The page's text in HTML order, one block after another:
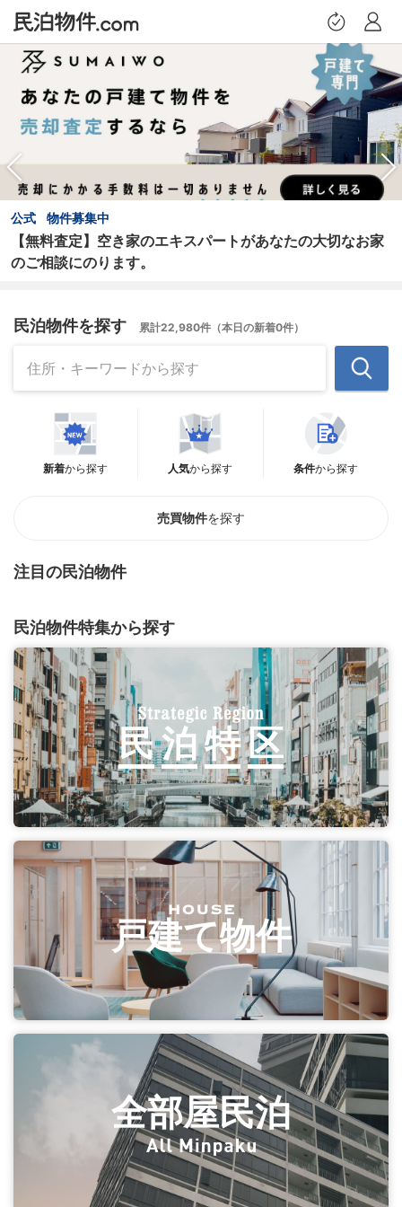
トップページ
お問い合わせ履歴
保存した検索条件
ログアウト
公式 物件募集中
【無料査定】空き家のエキスパートがあなたの大切なお家
のご相談にのります。
民泊物件を探す 累計22,980件（本日の新着0件）
新着から探す 人気から探す 条件から探す
売買物件を探す
注目の民泊物件
民泊物件特集から探す
民泊特区
戸建て物件
全部屋民泊